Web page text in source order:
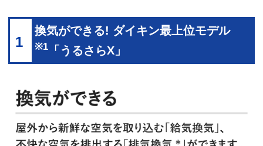
1
換気ができる! ダイキン最上位モデル
※1 「うるさらX」